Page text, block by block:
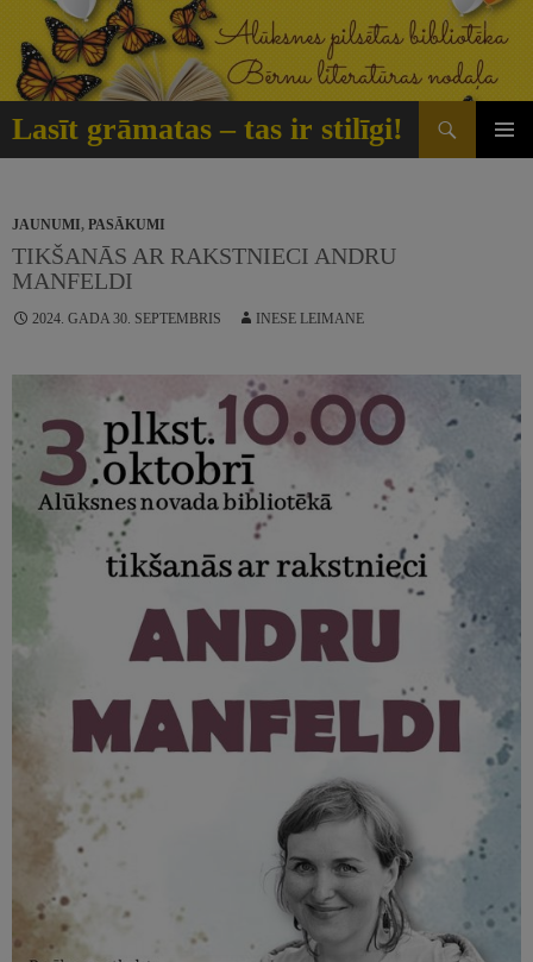
Doties
saturu
Lasīt grāmatas – tas ir stilīgi!
Meklēt
JAUNUMI, PASĀKUMI
TIKŠANĀS AR RAKSTNIECI ANDRU
MANFELDI
2024. GADA 30. SEPTEMBRIS INESE LEIMANE